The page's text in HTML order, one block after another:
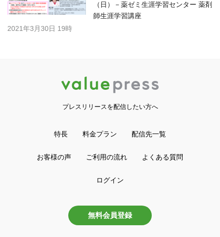
（日）－薬ゼミ生涯学習センター 薬剤
師生涯学習講座
2021年3月30日 19時
プレスリリースを配信したい方へ
特長 料金プラン 配信先一覧
お客様の声 ご利用の流れ よくある質問
ログイン
無料会員登録